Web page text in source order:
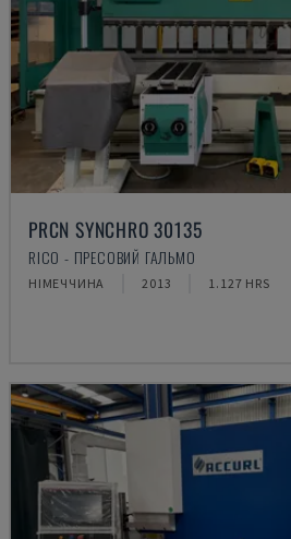
PRCN SYNCHRO 30135
RICO - ПРЕСОВИЙ ГАЛЬМО
НІМЕЧЧИНА 2013 1.127 HRS